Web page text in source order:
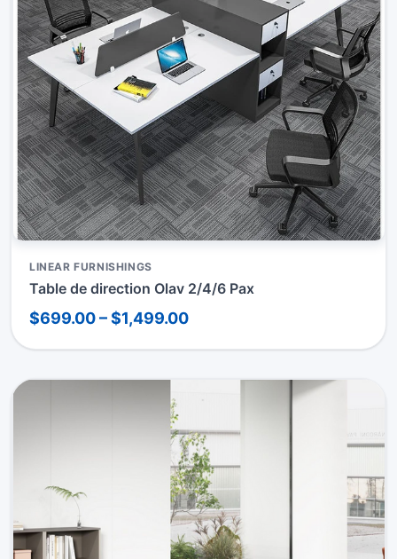
LINEAR FURNISHINGS
Table de direction Olav 2/4/6 Pax
$699.00 – $1,499.00